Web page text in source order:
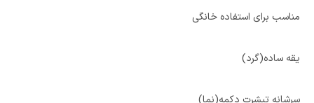
مناسب برای استفاده خانگی
یقه ساده(گرد)
سرشانه تیشرت دکمه(نما)